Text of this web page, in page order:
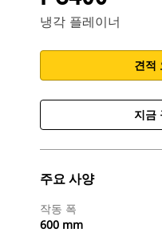
냉각 플레이너
견적
지금
주요 사양
작동 폭
600 mm